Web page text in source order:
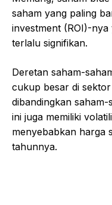
saham yang paling
investment (ROI)-
terlalu signifikan.
Deretan saham-
cukup besar di
dibandingkan
ini juga memiliki
menyebabkan harga
tahunnya.